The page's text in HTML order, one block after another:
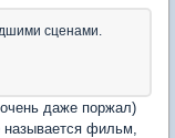
сценами.
даже поржал)
называется фильм,